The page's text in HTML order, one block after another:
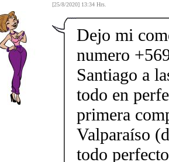
[25/8/2020] 13:34 Hrs.
Dejo mi
numero
Santiago a
todo en
primera
Valparaíso
todo